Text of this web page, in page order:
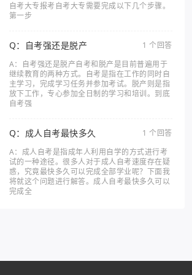
自考大专报考自考大专需要完成以下几个步骤。
第一步
Q：自考强还是脱产
1 个回答
A：自考强还是脱产自考和脱产是目前普遍用于
继续教育的两种方式。自考是指在工作的同时自
主学习，完成学习任务并参加考试。脱产则是指
放下工作，专心参加全日制的学习和培训。到底
自考强
Q：成人自考最快多久
1 个回答
A：成人自考是指成年人利用自学的方式进行考
试的一种途径。很多人对于成人自考速度存在疑
惑，究竟最快多久可以完成全部学业呢？下面我
将就这个问题进行解答。成人自考最快多久可以
完成全